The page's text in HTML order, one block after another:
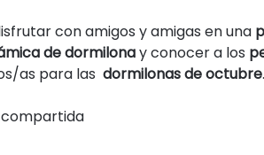
con amigos y amigas en una
de dormilona y conocer a los
as para las dormilonas de octubre.
compartida